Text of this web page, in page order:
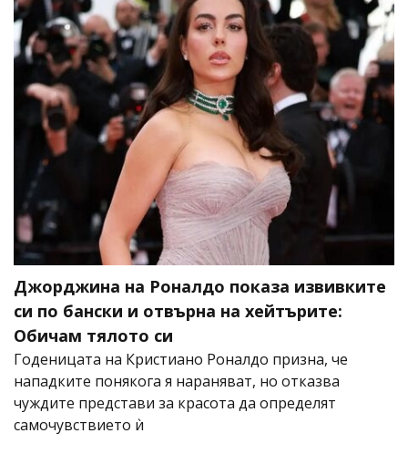
Джорджина на Роналдо показа извивките
си по бански и отвърна на хейтърите:
Обичам тялото си
Годеницата на Кристиано Роналдо призна, че
нападките понякога я нараняват, но отказва
чуждите представи за красота да определят
самочувствието ѝ